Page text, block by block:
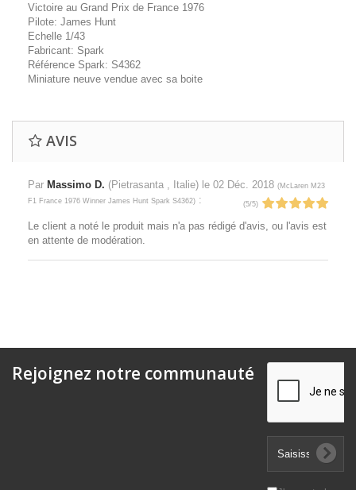
Victoire au Grand Prix de France 1976
Pilote: James Hunt
Echelle 1/43
Fabricant: Spark
Référence Spark: S4362
Miniature neuve vendue avec sa boite
AVIS
Par Massimo D. (Pietrasanta , Italie) le 02 Déc. 2018 (McLaren M23
F1 France 1976 Winner James Hunt Spark S4362) : (5/5)
Le client a noté le produit mais n'a pas rédigé d'avis, ou l'avis est
en attente de modération.
Rejoignez notre communauté